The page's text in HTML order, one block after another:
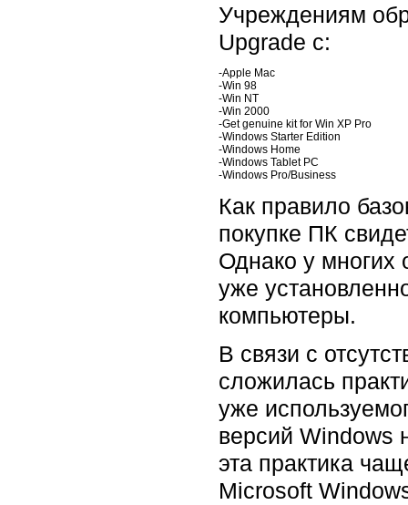
Учреждениям
Upgrade с:
-Apple Mac
-Win 98
-Win NT
-Win 2000
-Get genuine kit for Win XP Pro
-Windows Starter Edition
-Windows Home
-Windows Tablet PC
-Windows Pro/Business
Как правило
покупке ПК
Однако у многих
уже
компьютеры.
В связи с
сложилась
уже
версий Windows
эта практика
Microsoft